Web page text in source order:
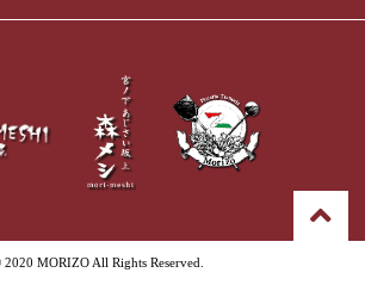
2020 MORIZO All Rights Reserved.